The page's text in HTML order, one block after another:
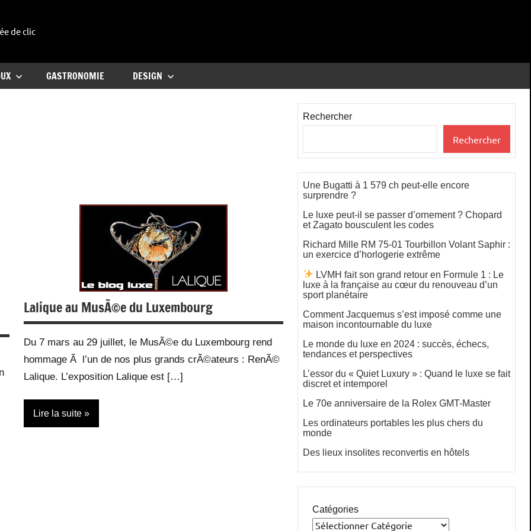
de clic
GASTRONOMIE DESIGN
Lalique au MusÃ©e du Luxembourg
Du 7 mars au 29 juillet, le MusÃ©e du Luxembourg rend
hommage Ã l’un de nos plus grands crÃ©ateurs : RenÃ©
Lalique. L’exposition Lalique est […]
Lire la suite
Rechercher
Rechercher
Une Bugatti à 1 579 ch peut-elle encore
surprendre ?
Le luxe peut-il se passer d’ornement ? Chopard
et Zagato bousculent les codes
Richard Mille RM 75-01 Tourbillon Volant Saphir :
un exercice d’horlogerie extrême
LVMH fait son grand retour en Formule 1 : Le
luxe à la française au cœur du renouveau d’un
sport planétaire
Comment Jacquemus s’est imposé comme une
maison incontournable du luxe
Le monde du luxe en 2024 : succès, échecs,
tendances et perspectives
L’essor du « Quiet Luxury » : Quand le luxe se fait
discret et intemporel
Le 70e anniversaire de la Rolex GMT-Master
Les ordinateurs portables les plus chers du
monde
Des lieux insolites reconvertis en hôtels
Catégories